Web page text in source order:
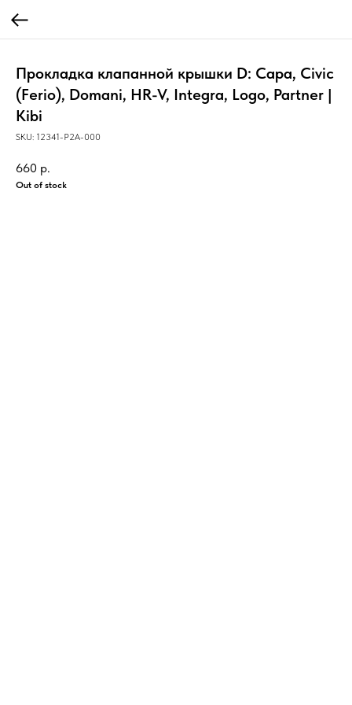
Прокладка клапанной крышки D: Capa, Civic
(Ferio), Domani, HR-V, Integra, Logo, Partner |
Kibi
SKU: 12341-P2A-000
660 р.
Out of stock